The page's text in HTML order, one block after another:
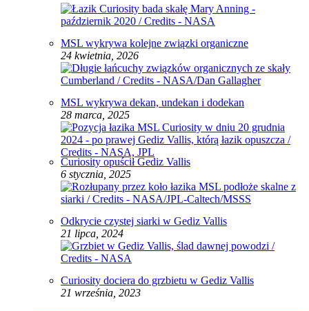
MSL wykrywa kolejne związki organiczne
24 kwietnia, 2026
MSL wykrywa dekan, undekan i dodekan
28 marca, 2025
Curiosity opuścił Gediz Vallis
6 stycznia, 2025
Odkrycie czystej siarki w Gediz Vallis
21 lipca, 2024
Curiosity dociera do grzbietu w Gediz Vallis
21 września, 2023